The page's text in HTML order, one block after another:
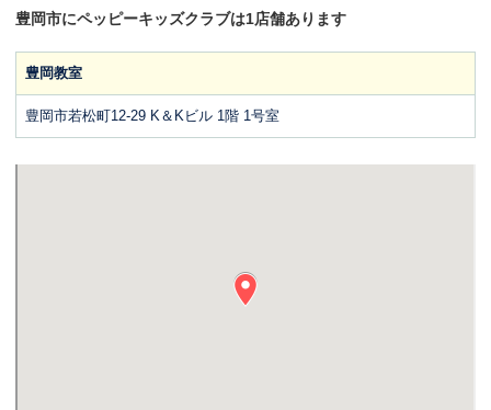
豊岡市にペッピーキッズクラブは1店舗あります
豊岡教室
豊岡市若松町12-29 K＆Kビル 1階 1号室